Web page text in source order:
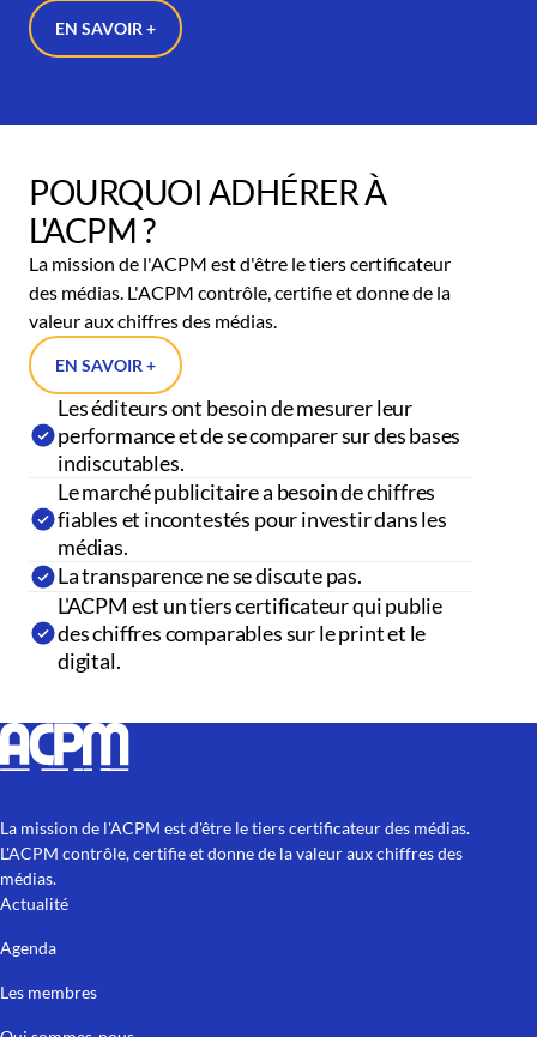
EN SAVOIR +
POURQUOI ADHÉRER À
L'ACPM ?
La mission de l'ACPM est d'être le tiers certificateur
des médias. L'ACPM contrôle, certifie et donne de la
valeur aux chiffres des médias.
EN SAVOIR +
Les éditeurs ont besoin de mesurer leur
performance et de se comparer sur des bases
indiscutables.
Le marché publicitaire a besoin de chiffres
fiables et incontestés pour investir dans les
médias.
La transparence ne se discute pas.
L'ACPM est un tiers certificateur qui publie
des chiffres comparables sur le print et le
digital.
La mission de l'ACPM est d'être le tiers certificateur des médias.
L'ACPM contrôle, certifie et donne de la valeur aux chiffres des
médias.
Actualité
Agenda
Les membres